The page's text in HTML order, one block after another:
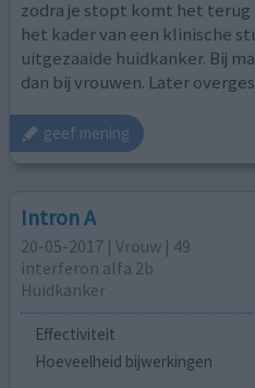
zodra je stopt komt het
het kader van een klinische
uitgezaaide huidkanker. Bij
dan bij vrouwen. Later
geef mening
Intron A
20-05-2017 | Vrouw | 49
interferon alfa 2b
Huidkanker
Effectiviteit
Hoeveelheid bijwerkingen